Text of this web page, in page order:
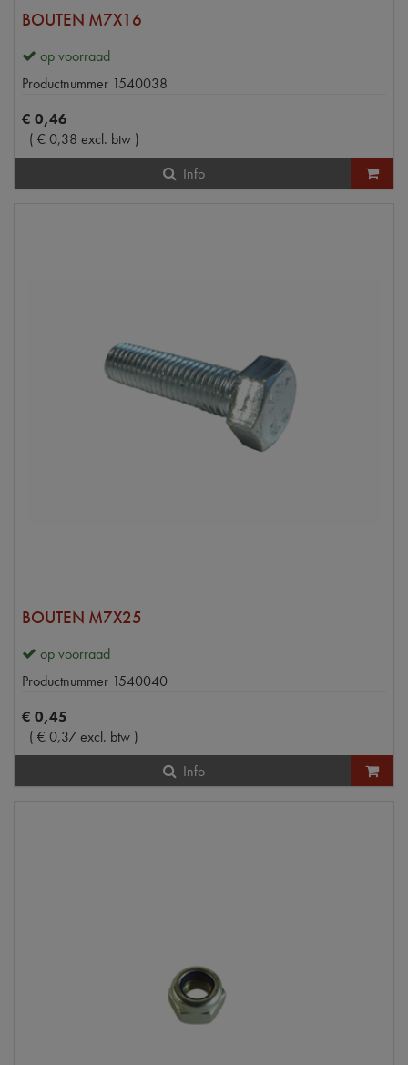
BOUTEN M7X16
op voorraad
Productnummer 1540038
€ 0,46
( €0,38 excl. btw )
Info
BOUTEN M7X25
op voorraad
Productnummer 1540040
€ 0,45
( €0,37excl. btw )
Info